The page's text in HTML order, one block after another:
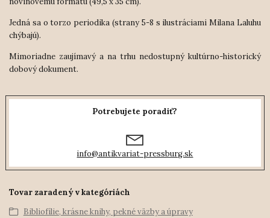
Jedná sa o torzo periodika (strany 5-8 s ilustráciami Milana Laluhu
chýbajú).
Mimoriadne zaujímavý a na trhu nedostupný kultúrno-historický
dobový dokument.
Potrebujete poradiť?
info@antikvariat-pressburg.sk
Tovar zaradený v kategóriách
Bibliofílie, krásne knihy, pekné väzby a úpravy